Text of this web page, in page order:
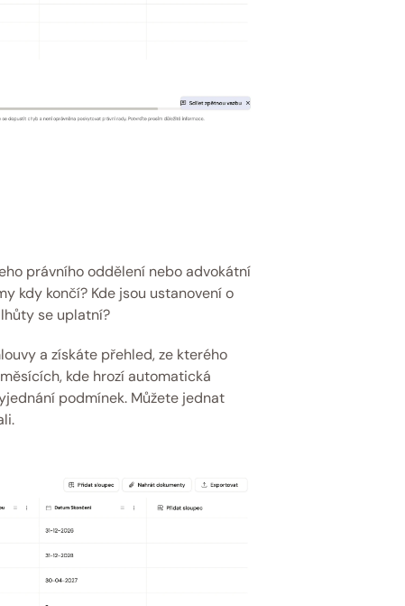
právního oddělení nebo advokátní
kdy končí? Kde jsou ustanovení o
se uplatní?
a získáte přehled, ze kterého
kde hrozí automatická
podmínek. Můžete jednat